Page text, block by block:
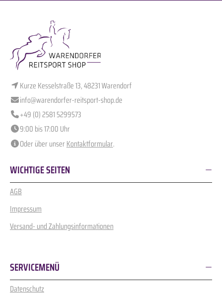
Kurze Kesselstraße 13, 48231 Warendorf
info@warendorfer-reitsport-shop.de
+49 (0) 2581 5299573
9:00 bis 17:00 Uhr
Oder über unserKontaktformular.
WICHTIGE SEITEN
AGB
Impressum
Versand- und Zahlungsinformationen
SERVICEMENÜ
Datenschutz